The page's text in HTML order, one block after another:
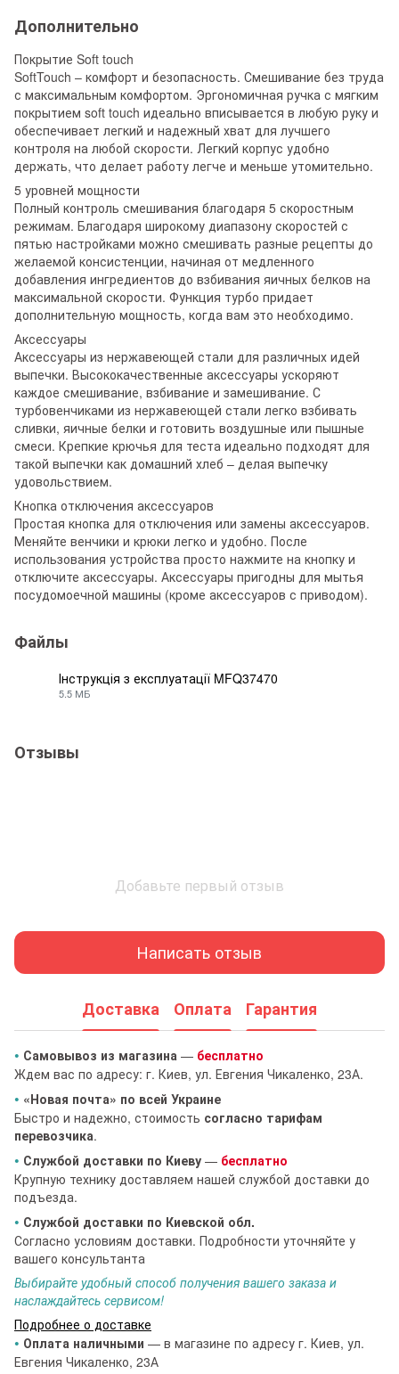
Дополнительно
Покрытие Soft touch
SoftTouch – комфорт и безопасность. Смешивание без труда
с максимальным комфортом. Эргономичная ручка с мягким
покрытием soft touch идеально вписывается в любую руку и
обеспечивает легкий и надежный хват для лучшего
контроля на любой скорости. Легкий корпус удобно
держать, что делает работу легче и меньше утомительно.
5 уровней мощности
Полный контроль смешивания благодаря 5 скоростным
режимам. Благодаря широкому диапазону скоростей с
пятью настройками можно смешивать разные рецепты до
желаемой консистенции, начиная от медленного
добавления ингредиентов до взбивания яичных белков на
максимальной скорости. Функция турбо придает
дополнительную мощность, когда вам это необходимо.
Аксессуары
Аксессуары из нержавеющей стали для различных идей
выпечки. Высококачественные аксессуары ускоряют
каждое смешивание, взбивание и замешивание. С
турбовенчиками из нержавеющей стали легко взбивать
сливки, яичные белки и готовить воздушные или пышные
смеси. Крепкие крючья для теста идеально подходят для
такой выпечки как домашний хлеб – делая выпечку
удовольствием.
Кнопка отключения аксессуаров
Простая кнопка для отключения или замены аксессуаров.
Меняйте венчики и крюки легко и удобно. После
использования устройства просто нажмите на кнопку и
отключите аксессуары. Аксессуары пригодны для мытья
посудомоечной машины (кроме аксессуаров с приводом).
Файлы
Інструкція з експлуатації MFQ37470
5.5 МБ
Отзывы
Добавьте первый отзыв
Написать отзыв
Доставка Оплата Гарантия
• Самовывоз из магазина — бесплатно
Ждем вас по адресу: г. Киев, ул. Евгения Чикаленко, 23А.
• «Новая почта» по всей Украине
Быстро и надежно, стоимость согласно тарифам
перевозчика.
• Службой доставки по Киеву — бесплатно
Крупную технику доставляем нашей службой доставки до
подъезда.
• Службой доставки по Киевской обл.
Согласно условиям доставки. Подробности уточняйте у
вашего консультанта
Выбирайте удобный способ получения вашего заказа и
наслаждайтесь сервисом!
Подробнее о доставке
• Оплата наличными — в магазине по адресу г. Киев, ул.
Евгения Чикаленко, 23А